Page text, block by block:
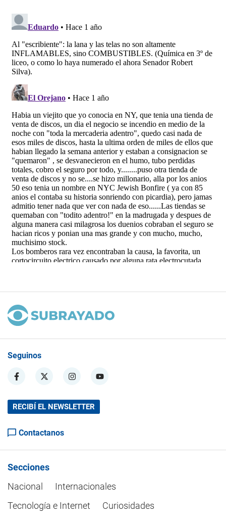
Seguinos
RECIBÍ EL NEWSLETTER
Contactanos
Secciones
Nacional
Internacionales
Tecnología e Internet
Curiosidades